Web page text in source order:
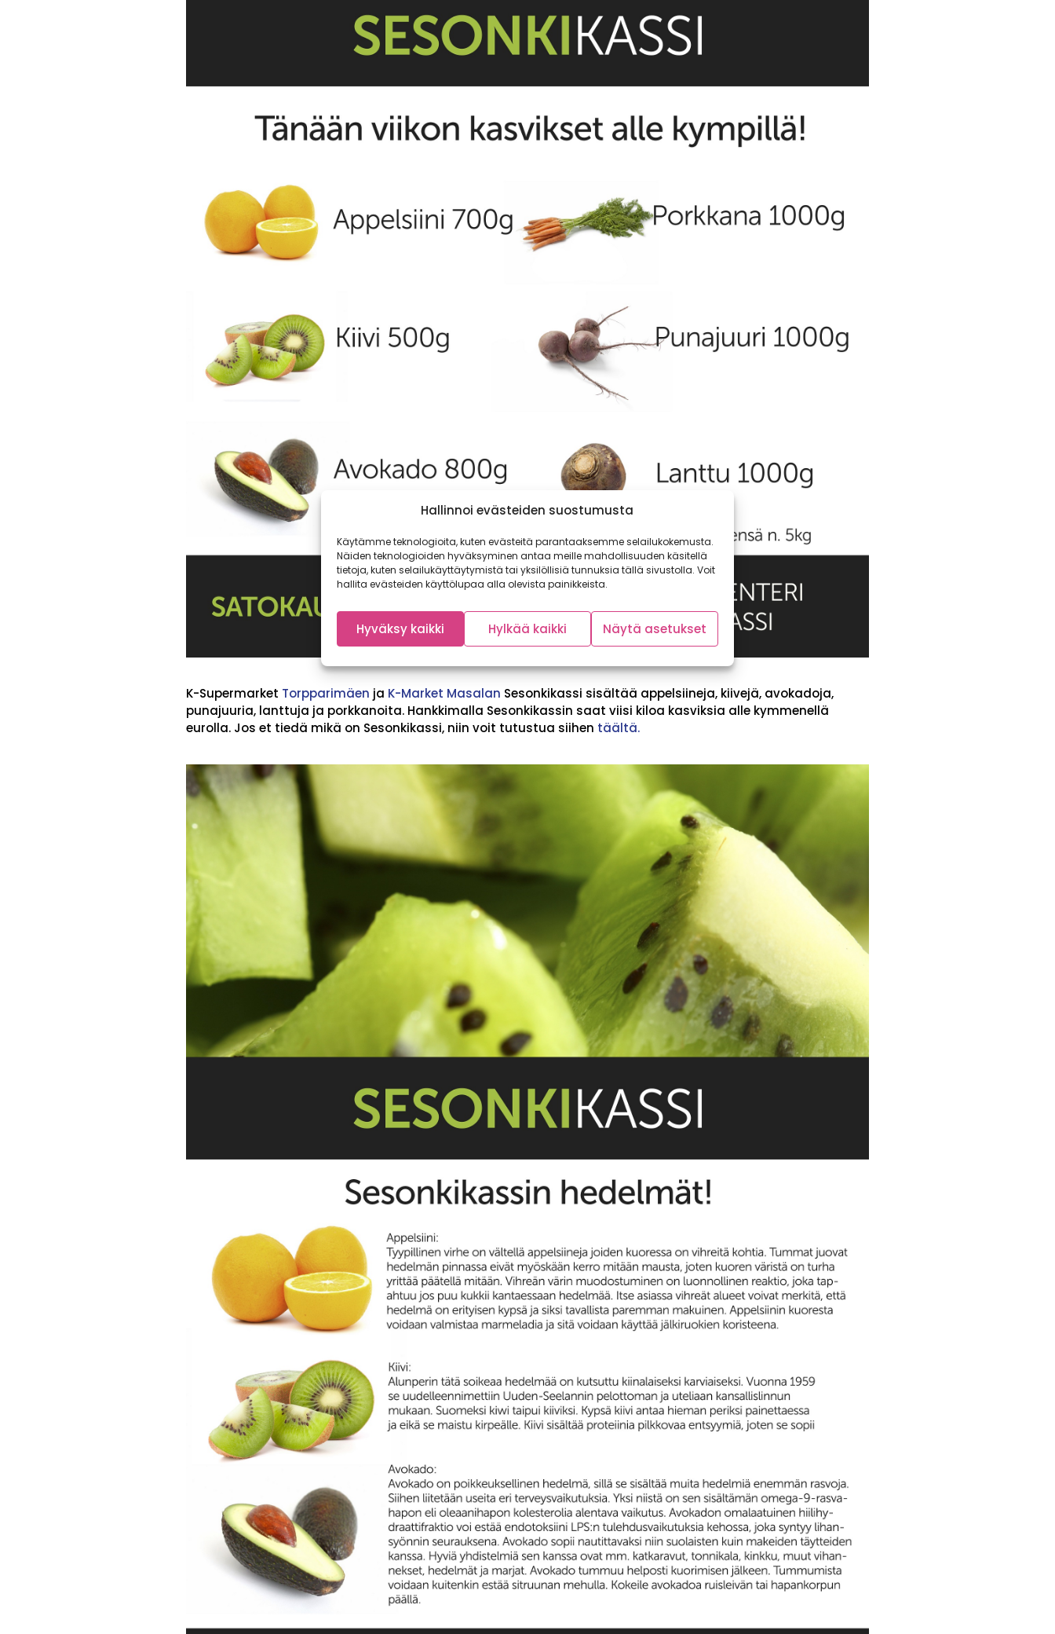
Hallinnoi evästeiden suostumusta
Käytämme teknologioita, kuten evästeitä parantaaksemme selailukokemusta.
Näiden teknologioiden hyväksyminen antaa meille mahdollisuuden käsitellä
tietoja, kuten selailukäyttäytymistä tai yksilöllisiä tunnuksia tällä sivustolla. Voit
hallita evästeiden käyttölupaa alla olevista painikkeista.
Hyväksy kaikki Hylkää kaikki Näytä asetukset
K-Supermarket Torpparimäen ja K-Market Masalan Sesonkikassi sisältää appelsiineja, kiivejä, avokadoja,
punajuuria, lanttuja ja porkkanoita. Hankkimalla Sesonkikassin saat viisi kiloa kasviksia alle kymmenellä
eurolla. Jos et tiedä mikä on Sesonkikassi, niin voit tutustua siihen täältä.